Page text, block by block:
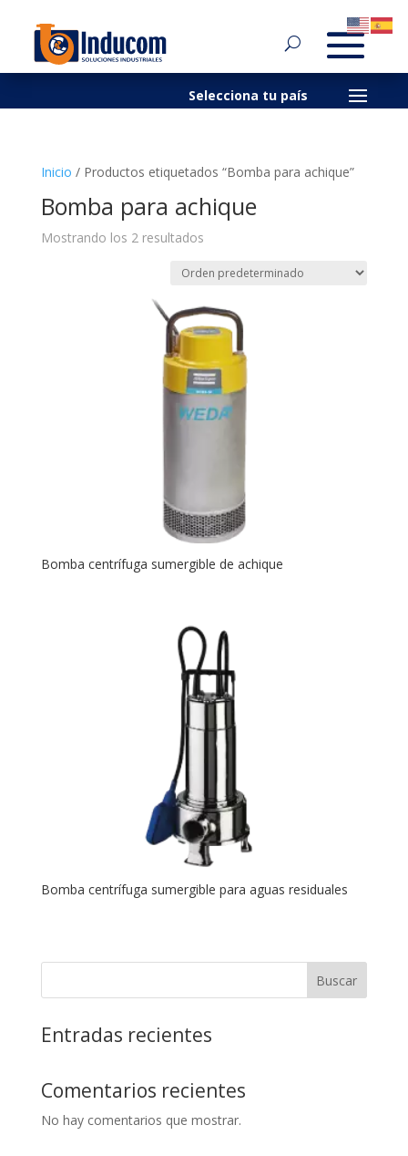
Inicio / Productos etiquetados “Bomba para achique”
Bomba para achique
Mostrando los 2 resultados
Bomba centrífuga sumergible de achique
Bomba centrífuga sumergible para aguas residuales
Buscar
Entradas recientes
Comentarios recientes
No hay comentarios que mostrar.